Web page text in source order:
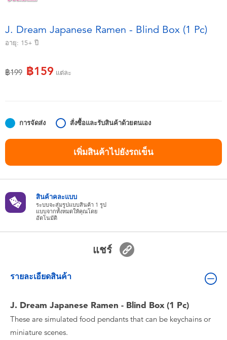
ของเล่นนุ่มนิ่ม
ไอเทมฤดูร้อน
แบตเตอรี่
Nintendo Switch
ตัวละครเพี่อการสะสม
J. Dream Japanese Ramen - Blind Box (1 Pc)
อายุ: 15+ ปี
ลดราคาจาก
฿199ถึง฿159 แต่ละ
การจัดส่ง สั่งซื้อและรับสินค้าด้วยตนเอง
เพิ่มสินค้าไปยังรถเข็น
สินค้าคละแบบ
ระบบจะสุ่มรูปแบบสินค้า 1 รูป
แบบจากทั้งหมดให้คุณโดย
อัตโนมัติ
แชร์
รายละเอียดสินค้า
J. Dream Japanese Ramen - Blind Box (1 Pc)
These are simulated food pendants that can be keychains or
miniature scenes.